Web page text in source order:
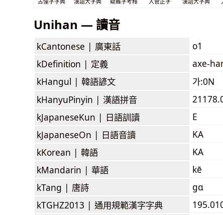
古僮字字典 漢語大字典 疑難字考釋 入管正字 漢語大字典
Unihan — 讀音
kCantonese | 廣東話
o1
kDefinition | 定義
axe-
kHangul | 韓語諺文
가:0N
kHanyuPinyin | 漢語拼音
kJapaneseKun | 日語訓讀
E
kJapaneseOn | 日語音讀
KA
kKorean | 韓語
KA
kMandarin | 華語
kē
kTang | 唐詩
gɑ
kTGHZ2013 | 通用規範漢字字典